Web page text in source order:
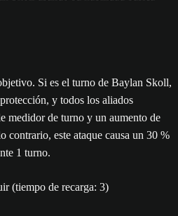
Si es el turno de Baylan Skoll,
y todos los aliados
medidor de turno y un aumento de
contrario, este ataque causa un 30 %
1 turno.
(tiempo de recarga: 3)